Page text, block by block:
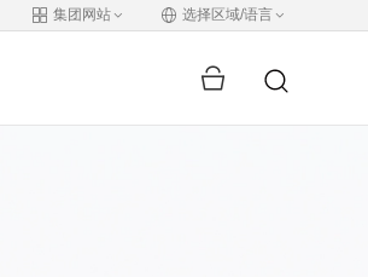
集团网站 选择区域/语言